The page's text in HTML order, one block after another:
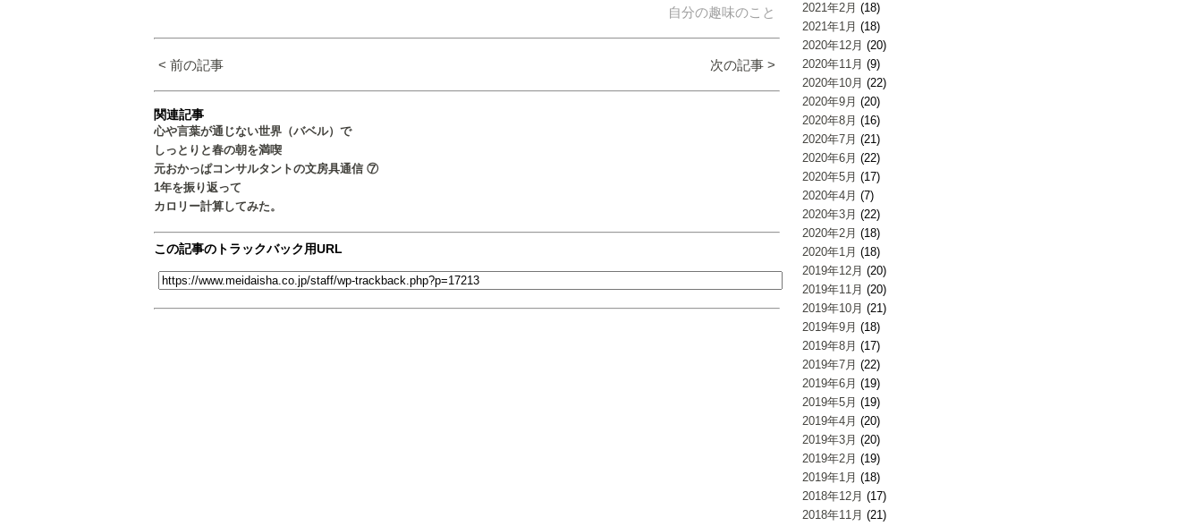
2021年2月 (18)
2021年1月 (18)
2020年12月 (20)
2020年11月 (9)
2020年10月 (22)
2020年9月 (20)
2020年8月 (16)
2020年7月 (21)
2020年6月 (22)
2020年5月 (17)
2020年4月 (7)
2020年3月 (22)
2020年2月 (18)
2020年1月 (18)
2019年12月 (20)
2019年11月 (20)
2019年10月 (21)
2019年9月 (18)
2019年8月 (17)
2019年7月 (22)
2019年6月 (19)
2019年5月 (19)
2019年4月 (20)
2019年3月 (20)
2019年2月 (19)
2019年1月 (18)
2018年12月 (17)
2018年11月 (21)
自分の趣味のこと
< 前の記事 次の記事 >
関連記事
心や言葉が通じない世界（バベル）で
しっとりと春の朝を満喫
元おかっぱコンサルタントの文房具通信 ⑦
1年を振り返って
カロリー計算してみた。
この記事のトラックバック用URL